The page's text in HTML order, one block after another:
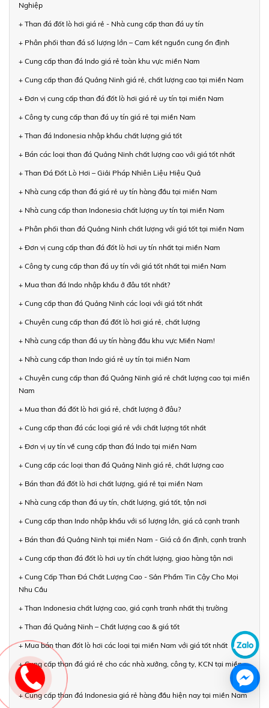
Nghiệp
+ Than đá đốt lò hơi giá rẻ - Nhà cung cấp than đá uy tín
+ Phân phối than đá số lượng lớn – Cam kết nguồn cung ổn định
+ Cung cấp than đá Indo giá rẻ toàn khu vực miền Nam
+ Cung cấp than đá Quảng Ninh giá rẻ, chất lượng cao tại miền Nam
+ Đơn vị cung cấp than đá đốt lò hơi giá rẻ uy tín tại miền Nam
+ Công ty cung cấp than đá uy tín giá rẻ tại miền Nam
+ Than đá Indonesia nhập khẩu chất lượng giá tốt
+ Bán các loại than đá Quảng Ninh chất lượng cao với giá tốt nhất
+ Than Đá Đốt Lò Hơi – Giải Pháp Nhiên Liệu Hiệu Quả
+ Nhà cung cấp than đá giá rẻ uy tín hàng đầu tại miền Nam
+ Nhà cung cấp than Indonesia chất lượng uy tín tại miền Nam
+ Phân phối than đá Quảng Ninh chất lượng với giá tốt tại miền Nam
+ Đơn vị cung cấp than đá đốt lò hơi uy tín nhất tại miền Nam
+ Công ty cung cấp than đá uy tín với giá tốt nhất tại miền Nam
+ Mua than đá Indo nhập khẩu ở đâu tốt nhất?
+ Cung cấp than đá Quảng Ninh các loại với giá tốt nhất
+ Chuyên cung cấp than đá đốt lò hơi giá rẻ, chất lượng
+ Nhà cung cấp than đá uy tín hàng đầu khu vực Miền Nam!
+ Nhà cung cấp than Indo giá rẻ uy tín tại miền Nam
+ Chuyên cung cấp than đá Quảng Ninh giá rẻ chất lượng cao tại miền
Nam
+ Mua than đá đốt lò hơi giá rẻ, chất lượng ở đâu?
+ Cung cấp than đá các loại giá rẻ với chất lượng tốt nhất
+ Đơn vị uy tín về cung cấp than đá Indo tại miền Nam
+ Cung cấp các loại than đá Quảng Ninh giá rẻ, chất lượng cao
+ Bán than đá đốt lò hơi chất lượng, giá rẻ tại miền Nam
+ Nhà cung cấp than đá uy tín, chất lượng, giá tốt, tận nơi
+ Cung cấp than Indo nhập khẩu với số lượng lớn, giá cả cạnh tranh
+ Bán than đá Quảng Ninh tại miền Nam - Giá cả ổn định, cạnh tranh
+ Cung cấp than đá đốt lò hơi uy tín chất lượng, giao hàng tận nơi
+ Cung Cấp Than Đá Chất Lượng Cao - Sản Phẩm Tin Cậy Cho Mọi
Nhu Cầu
+ Than Indonesia chất lượng cao, giá cạnh tranh nhất thị trường
+ Than đá Quảng Ninh – Chất lượng cao & giá tốt
+ Mua bán than đốt lò hơi các loại tại miền Nam với giá tốt nhất
+ Cung cấp than đá giá rẻ cho các nhà xưởng, công ty, KCN tại miền
Nam
+ Cung cấp than đá Indonesia giá rẻ hàng đầu hiện nay tại miền Nam